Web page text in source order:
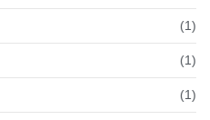
(1)
(1)
(1)